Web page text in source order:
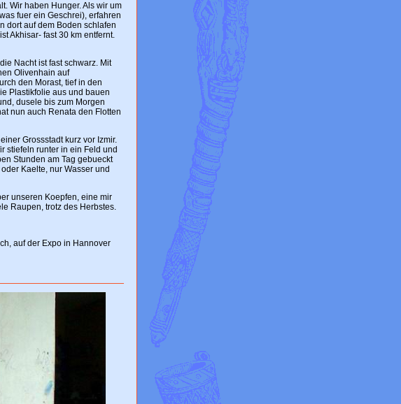
Wir haben Hunger. Als wir um
fuer ein Geschrei), erfahren
dort auf dem Boden schlafen
Akhisar- fast 30 km entfernt.
Nacht ist fast schwarz. Mit
Olivenhain auf
den Morast, tief in den
Plastikfolie aus und bauen
dusele bis zum Morgen
nun auch Renata den Flotten
Grossstadt kurz vor Izmir.
stiefeln runter in ein Feld und
Stunden am Tag gebueckt
Kaelte, nur Wasser und
unseren Koepfen, eine mir
Raupen, trotz des Herbstes.
auf der Expo in Hannover